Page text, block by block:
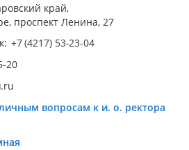
край,
проспект Ленина, 27
вопросам к и. о. ректора